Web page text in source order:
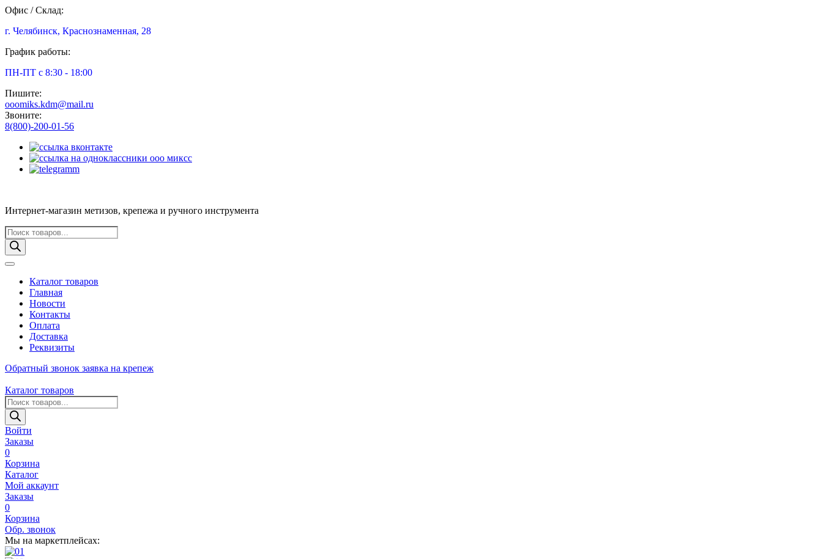
Офис / Склад:
г. Челябинск, Краснознаменная, 28
График работы:
ПН-ПТ с 8:30 - 18:00
Пишите:
ooomiks.kdm@mail.ru
Звоните:
8(800)-200-01-56
Интернет-магазин метизов, крепежа и ручного инструмента
Поиск
товаров
Каталог товаров
Главная
Новости
Контакты
Оплата
Доставка
Реквизиты
Обратный звонок заявка на крепеж
Каталог товаров
Поиск
товаров
Войти
Заказы
0
Корзина
Каталог
Мой аккаунт
Заказы
0
Корзина
Обр. звонок
Мы на маркетплейсах: